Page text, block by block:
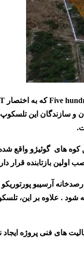
Fiveکه به اختصار
سازندگان این تلسکوپ
کوه های گوئیژو واقع
بازتابنده قرار
آرسیبو
و در صورتی که مشکلی در فعالیت های